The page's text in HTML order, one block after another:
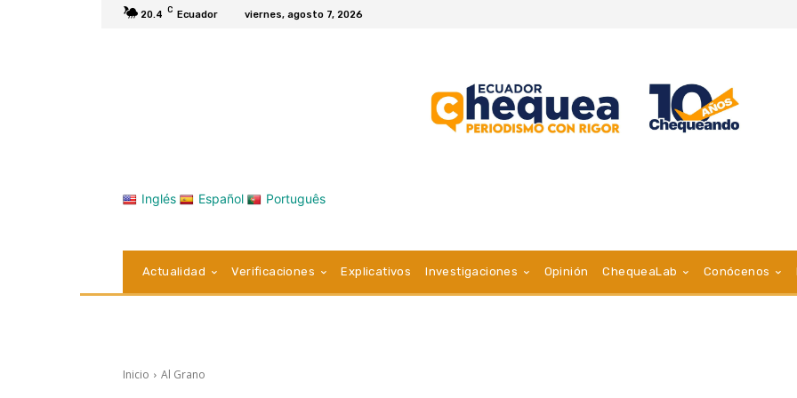
20.4 C Ecuador viernes, agosto 7, 2026
Inglés Español Português
Actualidad Verificaciones Explicativos Investigaciones Opinión ChequeaLab Conócenos
Inicio Al Grano